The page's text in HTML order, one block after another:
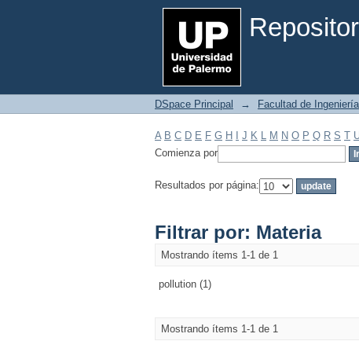
Filtrar por: Materia
DSpace Principal → Facultad de Ingeniería
A B C D E F G H J K L M N O P Q R S T
Comienza por
Resultados por página:
Filtrar por: Materia
Mostrando ítems 1-1 de 1
pollution (1)
Mostrando ítems 1-1 de 1